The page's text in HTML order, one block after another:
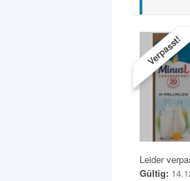
Verpasst!
Leider
Gültig: